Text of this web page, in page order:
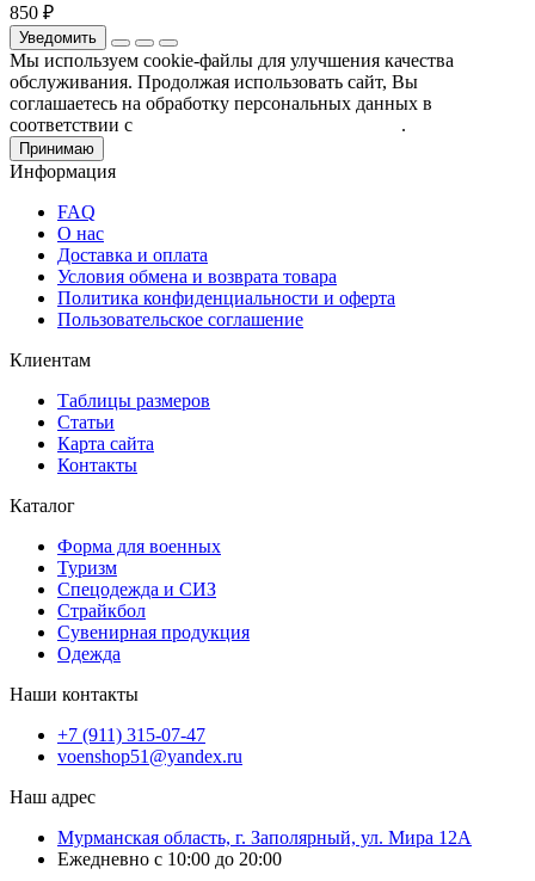
850 ₽
Уведомить
Мы используем cookie-файлы для улучшения качества
обслуживания. Продолжая использовать сайт, Вы
соглашаетесь на обработку персональных данных в
соответствии с
.
Принимаю
Информация
FAQ
О нас
Доставка и оплата
Условия обмена и возврата товара
Политика конфиденциальности и оферта
Пользовательское соглашение
Клиентам
Таблицы размеров
Статьи
Карта сайта
Контакты
Каталог
Форма для военных
Туризм
Спецодежда и СИЗ
Страйкбол
Сувенирная продукция
Одежда
Наши контакты
+7 (911) 315-07-47
voenshop51@yandex.ru
Наш адрес
Мурманская область, г. Заполярный, ул. Мира 12А
Ежедневно с 10:00 до 20:00